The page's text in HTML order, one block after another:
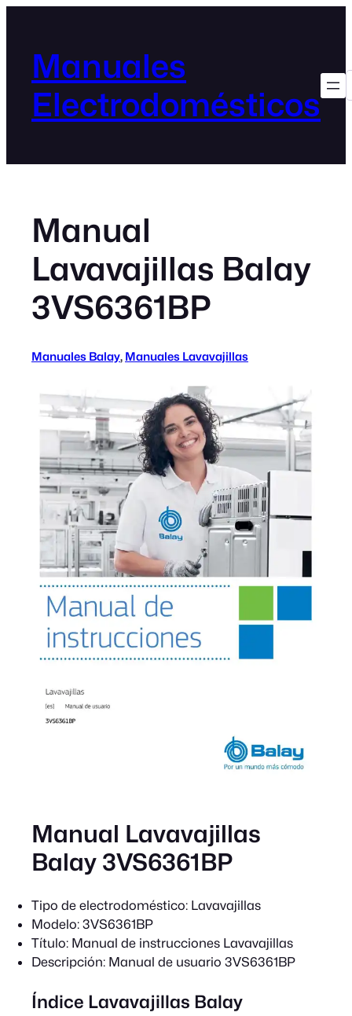
Manuales
Electrodomésticos
Manual
Lavavajillas Balay
3VS6361BP
Manuales Balay, Manuales Lavavajillas
Manual Lavavajillas
Balay 3VS6361BP
Tipo de electrodoméstico: Lavavajillas
Modelo: 3VS6361BP
Título: Manual de instrucciones Lavavajillas
Descripción: Manual de usuario 3VS6361BP
Índice Lavavajillas Balay